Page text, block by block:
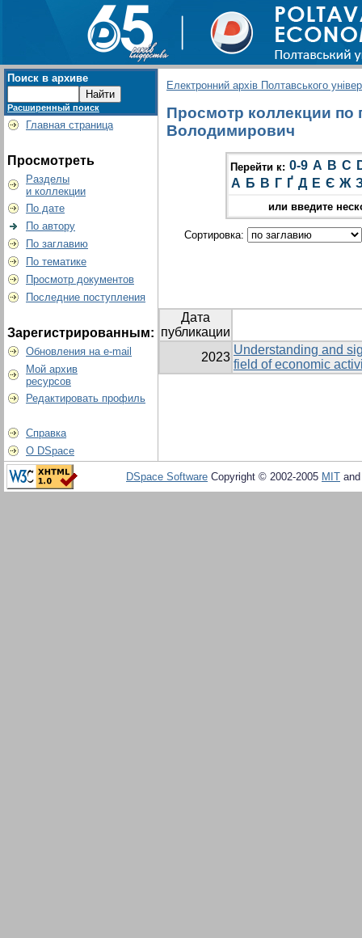
Поиск в архиве
Расширенный поиск
Главная страница
Просмотреть
Разделы
и коллекции
По дате
По автору
По заглавию
По тематике
Просмотр документов
Последние поступления
Зарегистрированным:
Обновления на e-mail
Мой архив
ресурсов
Редактировать профиль
Справка
О DSpace
Електронний архів Полтавського
Просмотр коллекции по
Володимирович
Перейти к: 0-9 A B C
А Б В Г Ґ Д Е Є Ж
или введите
Сортировка:
Дата
публикации
2023
Understanding and
field of economic
DSpace Software Copyright © 2002-2005 MIT